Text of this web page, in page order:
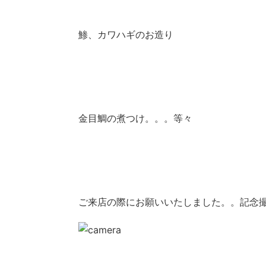
鯵、カワハギのお造り
金目鯛の煮つけ。。。等々
ご来店の際にお願いいたしました。。記念